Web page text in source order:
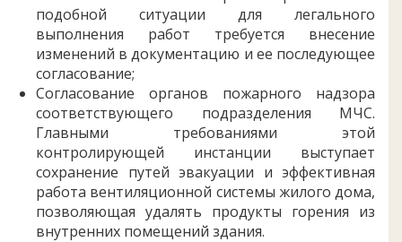
подобной ситуации для легального
выполнения работ требуется внесение
изменений в документацию и ее последующее
согласование;
Согласование органов пожарного надзора
соответствующего подразделения МЧС.
Главными требованиями этой
контролирующей инстанции выступает
сохранение путей эвакуации и эффективная
работа вентиляционной системы жилого дома,
позволяющая удалять продукты горения из
внутренних помещений здания.